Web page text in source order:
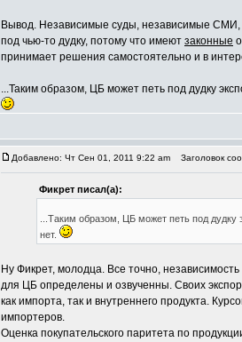
Вывод. Независимые суды, независимые
под чью-то дудку, потому что имеют законные
принимает решения самостоятельно и в
...Таким образом, ЦБ может петь под дудку
Добавлено: Чт Сен 01, 2011 9:22 am Заголовок
Фикрет писал(а):
...Таким образом, ЦБ может петь под
нет.
Ну Фикрет, молодца. Все точно,
для ЦБ определены и озвученны. Своих
как импорта, так и внутреннего продукта.
импортеров.
Оценка покупательского паритета по